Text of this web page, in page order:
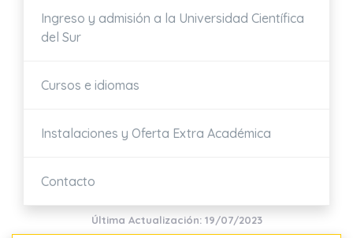
Ingreso y admisión a la Universidad Científica
del Sur
Cursos e idiomas
Instalaciones y Oferta Extra Académica
Contacto
Última Actualización: 19/07/2023